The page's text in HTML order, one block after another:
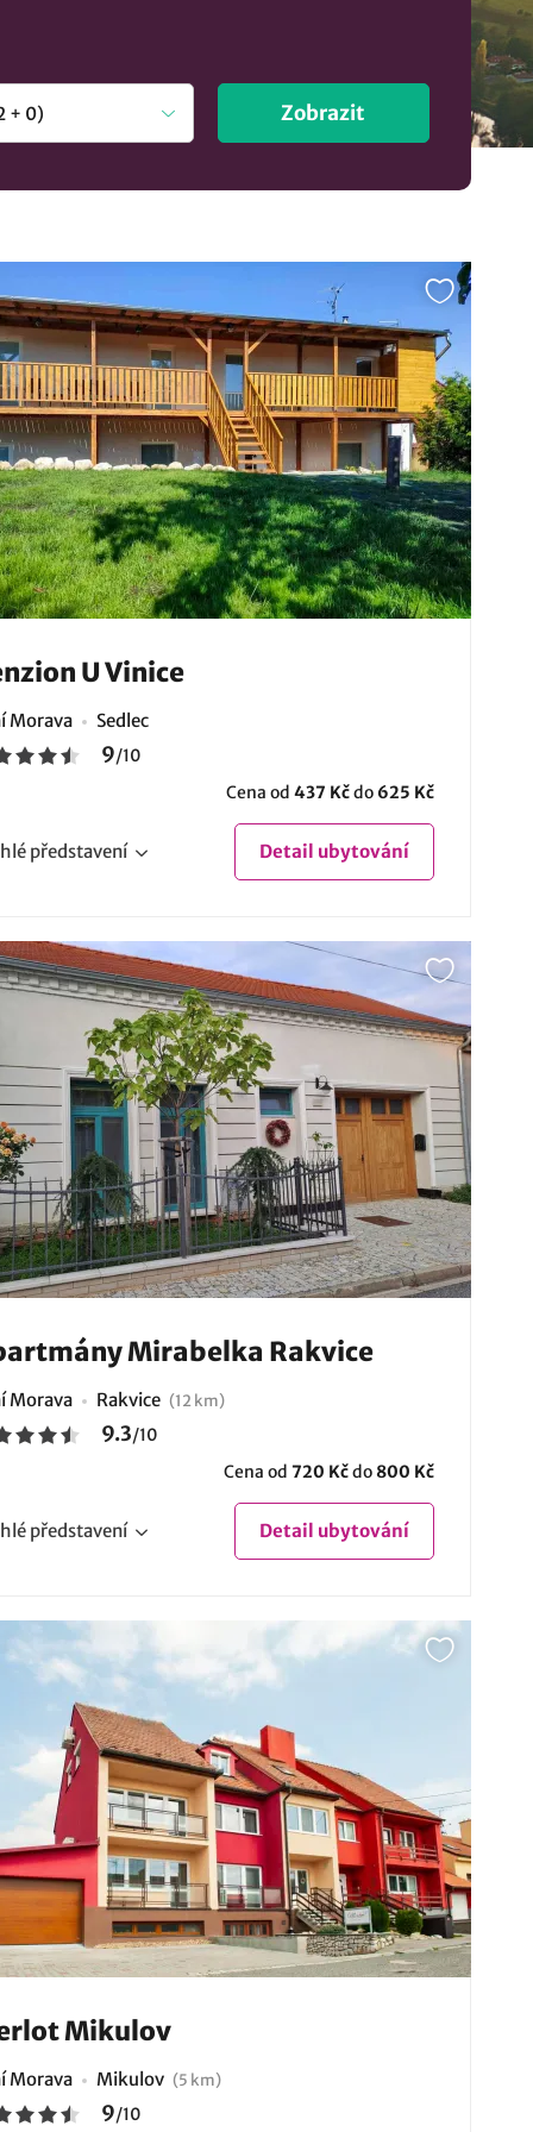
Zobrazit
U Vinice
Morava Sedlec
9/10
Cena od 437 Kčdo 625 Kč
představení Detail ubytování
Mirabelka Rakvice
Morava Rakvice (12 km)
9.3/10
Cena od 720 Kčdo 800 Kč
představení Detail ubytování
Mikulov
Morava Mikulov (5 km)
9/10